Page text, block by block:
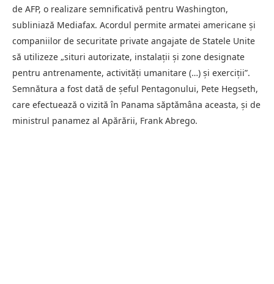
de AFP, o realizare semnificativă pentru Washington,
subliniază Mediafax. Acordul permite armatei americane și
companiilor de securitate private angajate de Statele Unite
să utilizeze „situri autorizate, instalații și zone designate
pentru antrenamente, activități umanitare (…) și exerciții”.
Semnătura a fost dată de șeful Pentagonului, Pete Hegseth,
care efectuează o vizită în Panama săptămâna aceasta, și de
ministrul panamez al Apărării, Frank Abrego.